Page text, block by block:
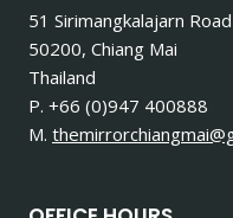
51 Sirimangkalajarn Road
50200, Chiang Mai
Thailand
P. +66 (0)947 400888
M.